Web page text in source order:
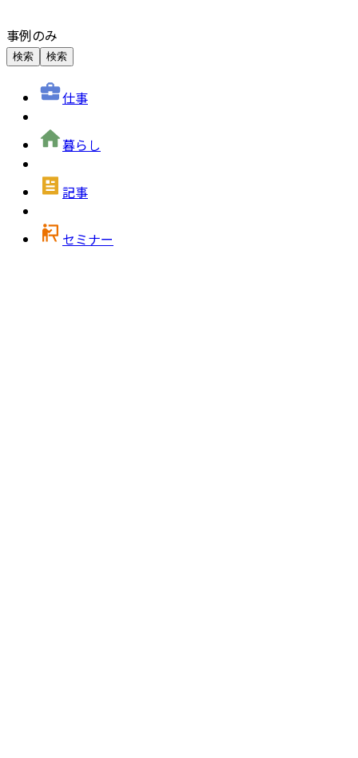
事例のみ
検索 検索
仕事
暮らし
記事
セミナー